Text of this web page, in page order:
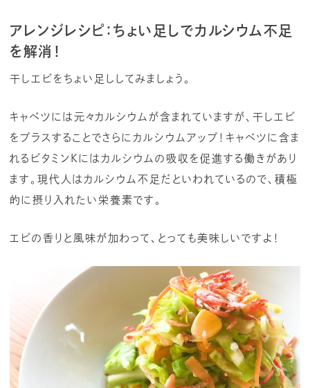
アレンジレシピ：ちょい足しでカルシウム不足
を解消！
干しエビをちょい足ししてみましょう。
キャベツには元々カルシウムが含まれていますが、干しエビ
をプラスすることでさらにカルシウムアップ！キャベツに含ま
れるビタミンKにはカルシウムの吸収を促進する働きがあり
ます。現代人はカルシウム不足だといわれているので、積極
的に摂り入れたい栄養素です。
エビの香りと風味が加わって、とっても美味しいですよ！